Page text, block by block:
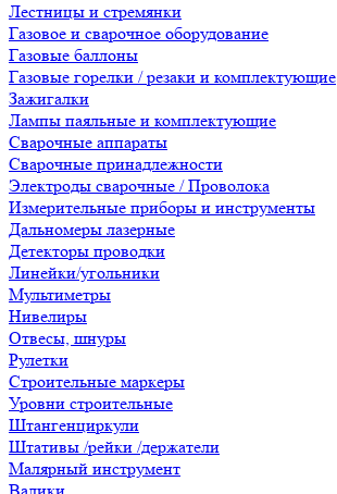
Лестницы и стремянки
Газовое и сварочное оборудование
Газовые баллоны
Газовые горелки / резаки и комплектующие
Зажигалки
Лампы паяльные и комплектующие
Сварочные аппараты
Сварочные принадлежности
Электроды сварочные / Проволока
Измерительные приборы и инструменты
Дальномеры лазерные
Детекторы проводки
Линейки/угольники
Мультиметры
Нивелиры
Отвесы, шнуры
Рулетки
Строительные маркеры
Уровни строительные
Штангенциркули
Штативы /рейки /держатели
Малярный инструмент